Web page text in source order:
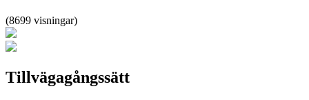
(8699 visningar)
Tillvägagångssätt